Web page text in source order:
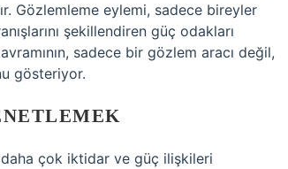
Gözlemleme eylemi, sadece bireyler
şekillendiren güç odakları
sadece bir gözlem aracı değil,
gösteriyor.
daha çok iktidar ve güç ilişkileri